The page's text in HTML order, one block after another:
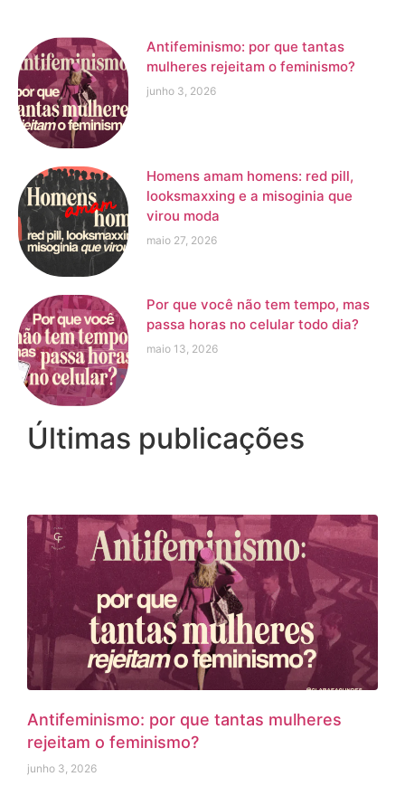
Antifeminismo: por que tantas
mulheres rejeitam o feminismo?
junho 3, 2026
Homens amam homens: red pill,
looksmaxxing e a misoginia que
virou moda
maio 27, 2026
Por que você não tem tempo, mas
passa horas no celular todo dia?
maio 13, 2026
Últimas publicações
Antifeminismo: por que tantas mulheres
rejeitam o feminismo?
junho 3, 2026